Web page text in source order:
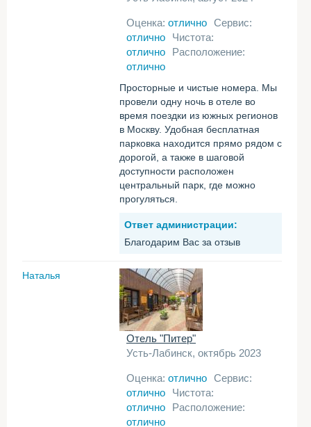
Оценка: отлично Сервис:
отлично
Чистота:
отлично
Расположение:
отлично
Просторные и чистые номера. Мы
провели одну ночь в отеле во
время поездки из южных регионов
в Москву. Удобная бесплатная
парковка находится прямо рядом с
дорогой, а также в шаговой
доступности расположен
центральный парк, где можно
прогуляться.
Ответ администрации:
Благодарим Вас за отзыв
Наталья
Отель "Питер"
Усть-Лабинск, октябрь 2023
Оценка: отлично Сервис:
отлично
Чистота:
отлично
Расположение:
отлично